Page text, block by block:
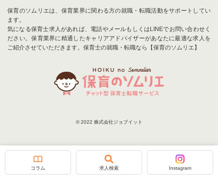
会員登録
コラム 求人検索 Instagram
保育のソムリエは、保育業界に関わる方の就職・転職活動をサポートしてい
ます。
気になる保育士求人があれば、電話やメールもしくはLINEでお問い合わせく
ださい。保育業界に精通したキャリアアドバイザーがあなたに最適な求人を
ご紹介させていただきます。保育士の就職・転職なら【保育のソムリエ】
© 2022 株式会社ジョブイット